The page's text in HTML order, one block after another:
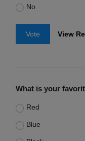
No
Vote View
What is your
Red
Blue